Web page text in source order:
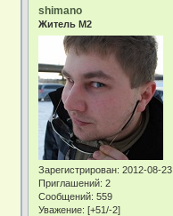
shimano
Житель М2
Зарегистрирован: 2012-08-23
Приглашений: 2
Сообщений: 559
Уважение: [+51/-2]